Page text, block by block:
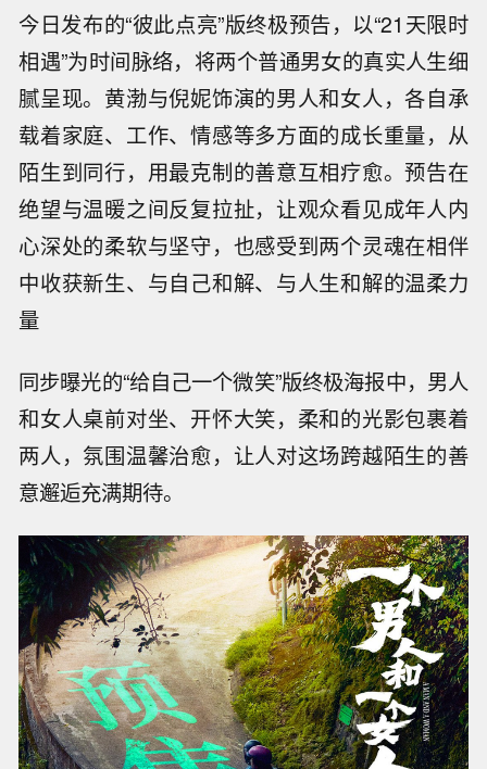
今日发布的“彼此点亮”版终极预告，以“21天限时
相遇”为时间脉络，将两个普通男女的真实人生细
腻呈现。 黄渤与倪妮饰演的男人和女人，各自承
载着家庭、工作、情感等多方面的成长重量，从
陌生到同行，用最克制的善意互相疗愈。预告在
绝望与温暖之间反复拉扯，让观众看见成年人内
心深处的柔软与坚守，也感受到两个灵魂在相伴
中收获新生、与自己和解、与人生和解的温柔力
量
同步曝光的“给自己一个微笑”版终极海报中，男人
和女人桌前对坐、开怀大笑，柔和的光影包裹着
两人，氛围温馨治愈，让人对这场跨越陌生的善
意邂逅充满期待。